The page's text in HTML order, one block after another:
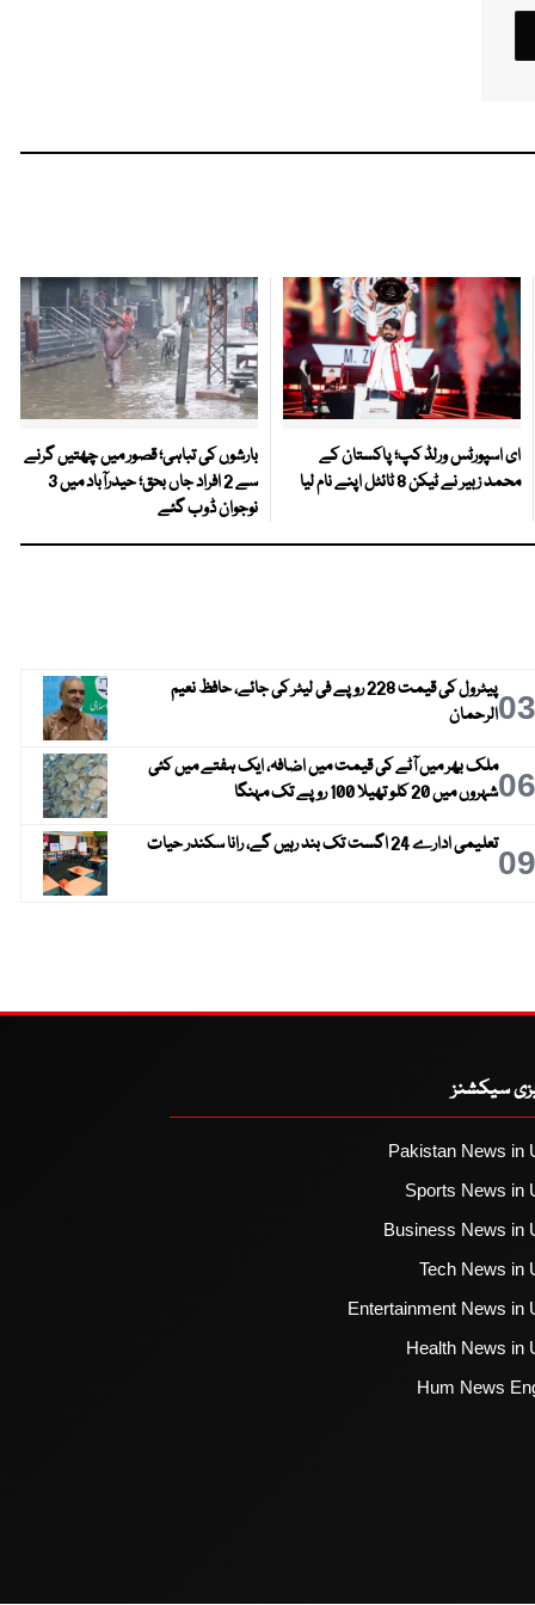
ای اسپورٹس ورلڈ کپ؛ پاکستان کے
محمد زبیر نے ٹیکن 8 ٹائٹل اپنے نام لیا
بارشوں کی تباہی؛ قصور میں چھتیں گرنے
سے 2 افراد جاں بحق؛ حیدرآباد میں 3
نوجوان ڈوب گئے
03
پیٹرول کی قیمت 228 روپے فی لیٹر کی جائے، حافظ نعیم
الرحمان
06ملک بھر میں آٹے کی قیمت میں اضافہ، ایک ہفتے میں کئی
شہروں میں 20 کلو تھیلا 100 روپے تک مہنگا
09تعلیمی ادارے 24 اگست تک بند رہیں گے، رانا سکندر حیات
سیکشنز
Pakistan News in
Sports News in
Business News in
Tech News in
Entertainment News in
Health News in
Hum News